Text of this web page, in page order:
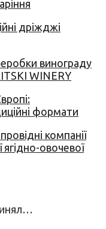
дріжджі
винограду
WINERY
формати
компанії
овочевої